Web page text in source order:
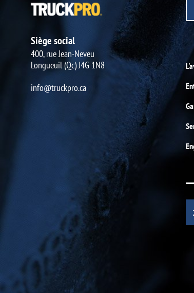
Siège social
400, rue Jean-Neveu
Longueuil (Qc) J4G 1N8
info@truckpro.ca